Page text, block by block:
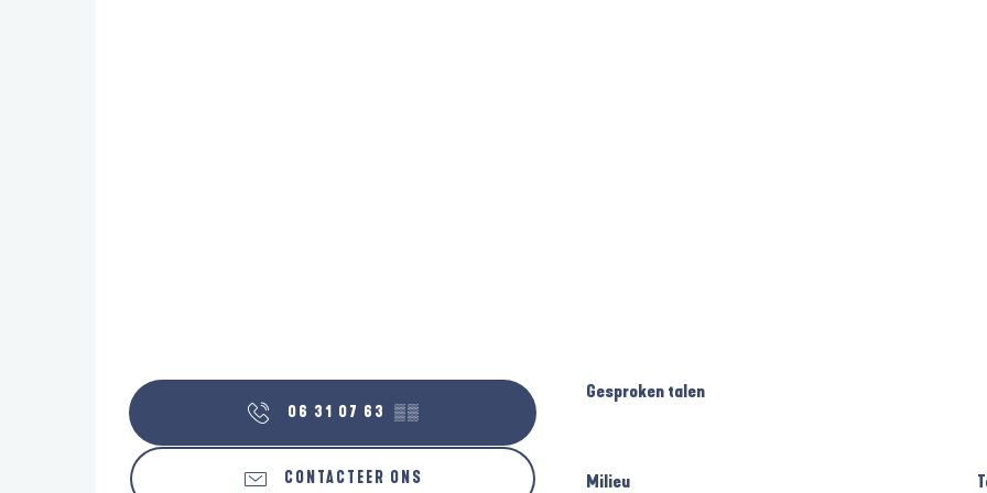
06 31 07 63 ▒▒
CONTACTEER ONS
Gesproken talen
Gesproken talen
Milieu
Milieu